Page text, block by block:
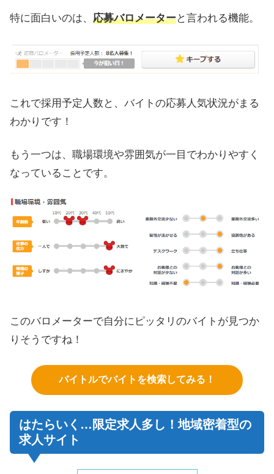
特に面白いのは、 応募バロメーターと言われる機能。
これで採用予定人数と、バイトの応募人気状況がまる
わかりです！
もう一つは、職場環境や雰囲気が一目でわかりやすく
なっていることです。
このバロメーターで自分にピッタリのバイトが見つか
りそうですね！
バイトルでバイトを検索してみる！
はたらいく…限定求人多し！地域密着型の
求人サイト